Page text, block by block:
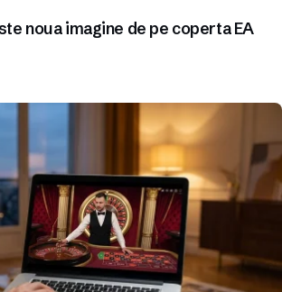
noua imagine de pe coperta EA